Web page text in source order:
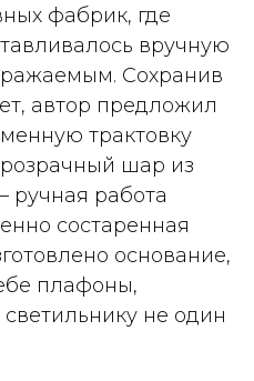
фабрик, где
вручную
Сохранив
автор предложил
трактовку
шар из
ручная работа
состаренная
основание,
плафоны,
не один